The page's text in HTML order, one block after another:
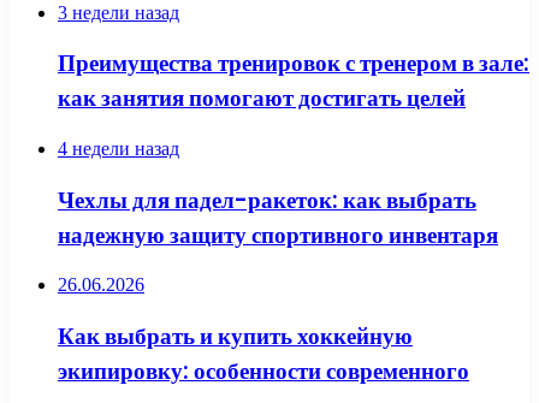
3 недели назад
Преимущества тренировок с тренером в зале:
как занятия помогают достигать целей
4 недели назад
Чехлы для падел-ракеток: как выбрать
надежную защиту спортивного инвентаря
26.06.2026
Как выбрать и купить хоккейную
экипировку: особенности современного